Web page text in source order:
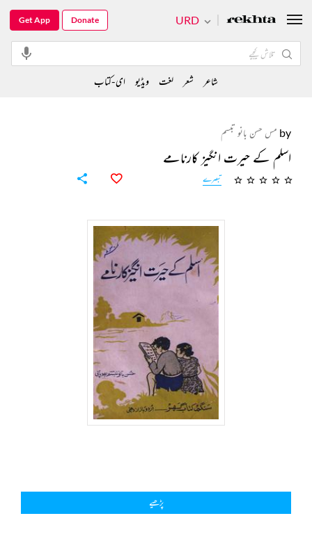
by مس حسن بانو تبسم
اسلم کے حیرت انگیز کارنامے
تبصرے
پڑھیے
URD
Get App Donate
شاعر شعر لغت ویڈیو ای-کتاب